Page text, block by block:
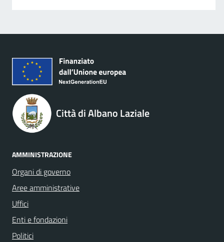
Città di Albano Laziale
AMMINISTRAZIONE
Organi di governo
Aree amministrative
Uffici
Enti e fondazioni
Politici